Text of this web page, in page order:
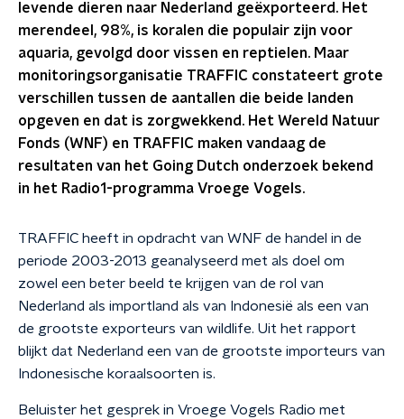
levende dieren naar Nederland geëxporteerd. Het
merendeel, 98%, is koralen die populair zijn voor
aquaria, gevolgd door vissen en reptielen. Maar
monitoringsorganisatie TRAFFIC constateert grote
verschillen tussen de aantallen die beide landen
opgeven en dat is zorgwekkend. Het Wereld Natuur
Fonds (WNF) en TRAFFIC maken vandaag de
resultaten van het Going Dutch onderzoek bekend
in het Radio1-programma Vroege Vogels.
TRAFFIC heeft in opdracht van WNF de handel in de
periode 2003-2013 geanalyseerd met als doel om
zowel een beter beeld te krijgen van de rol van
Nederland als importland als van Indonesië als een van
de grootste exporteurs van wildlife. Uit het rapport
blijkt dat Nederland een van de grootste importeurs van
Indonesische koraalsoorten is.
Beluister het gesprek in Vroege Vogels Radio met